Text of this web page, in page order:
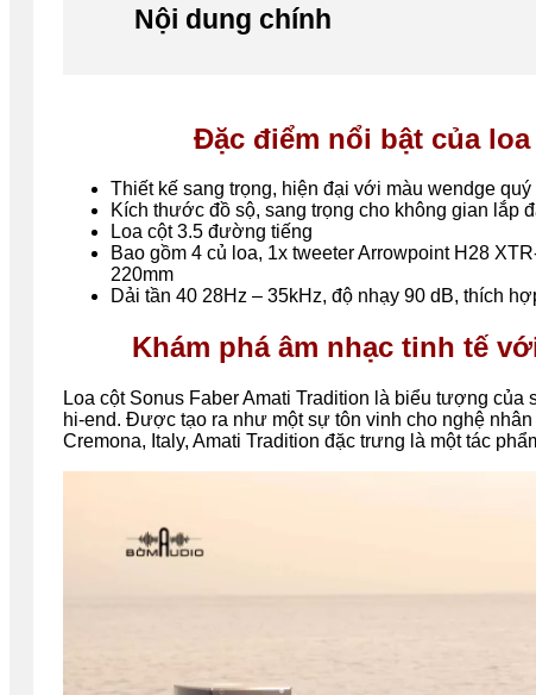
Nội dung chính
Đặc điểm nổi bật của
Thiết kế sang trọng, hiện đại với màu wendge quý
Kích thước đồ sộ, sang trọng cho không gian lắp
Loa cột 3.5 đường tiếng
Bao gồm 4 củ loa, 1x tweeter Arrowpoint H28
220mm
Dải tần 40 28Hz – 35kHz, độ nhạy 90 dB, thích
Khám phá âm nhạc tinh tế
Loa cột Sonus Faber Amati Tradition là biểu tượng
hi-end. Được tạo ra như một sự tôn vinh cho nghệ
Cremona, Italy, Amati Tradition đặc trưng là một tác